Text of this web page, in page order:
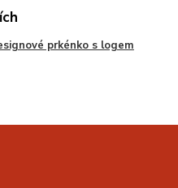
prkénko s logem